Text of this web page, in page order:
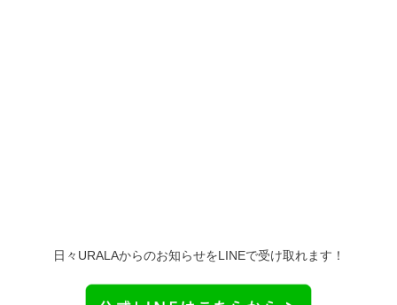
日々URALAからのお知らせをLINEで受け取れます！